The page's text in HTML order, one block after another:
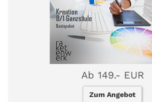
Ab 149.- EUR
Zum Angebot